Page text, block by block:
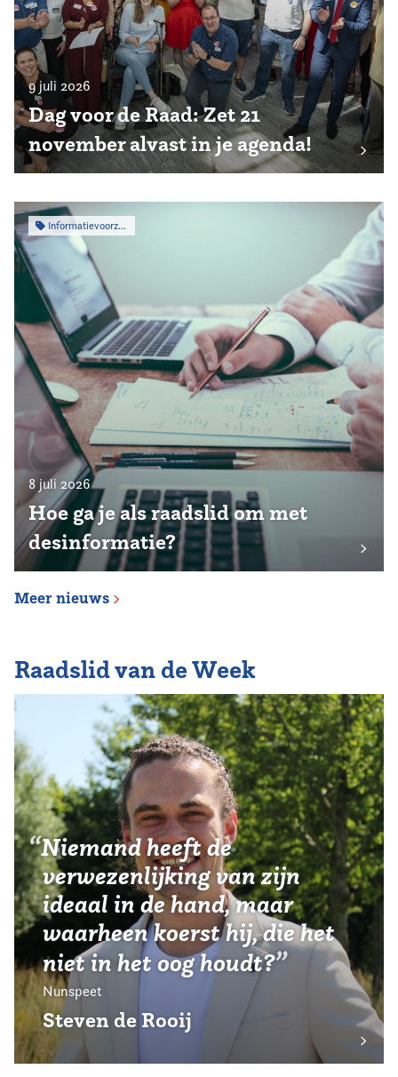
9 juli 2026
Dag voor de Raad: Zet 21
november alvast in je agenda!
Informatievoorziening
8 juli 2026
Hoe ga je als raadslid om met
desinformatie?
Meer nieuws
Raadslid van de Week
Niemand heeft de
verwezenlijking van zijn
ideaal in de hand, maar
waarheen koerst hij, die het
niet in het oog houdt?
Nunspeet
Steven de Rooij